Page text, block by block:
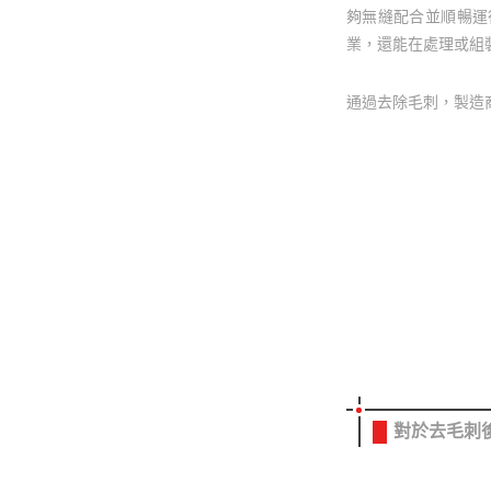
夠無縫配合並順暢
業，還能在處理或組
通過去除毛刺，製造
對於去毛刺